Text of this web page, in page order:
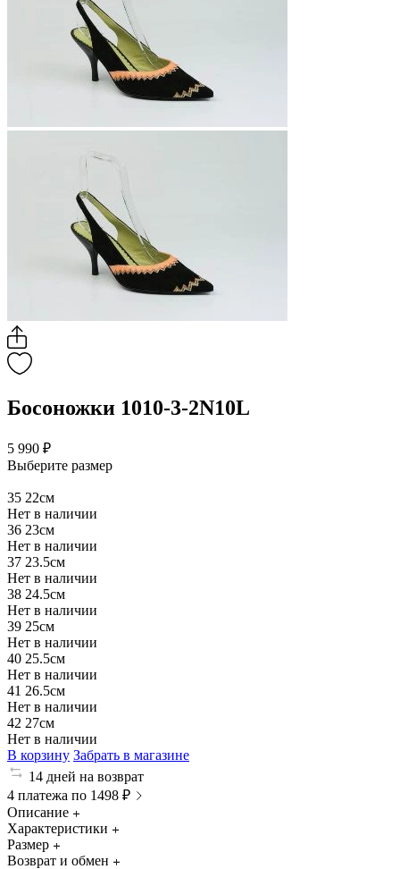
Босоножки 1010-3-2N10L
5 990 ₽
Выберите размер
35 22см
Нет в наличии
36 23см
Нет в наличии
37 23.5см
Нет в наличии
38 24.5см
Нет в наличии
39 25см
Нет в наличии
40 25.5см
Нет в наличии
41 26.5см
Нет в наличии
42 27см
Нет в наличии
В корзину Забрать в магазине
14 дней на возврат
4 платежа по 1498 ₽
Описание
Характеристики
Размер
Возврат и обмен